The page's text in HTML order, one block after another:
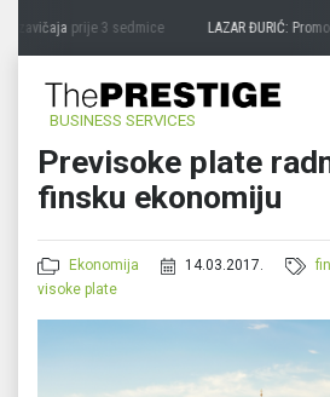
zavičajaprije 3 sedmice LAZAR ĐURIĆ:
BUSINESS SERVICES
Previsoke plate
finsku ekonomiju
Ekonomija 14.03.2017.
visoke plate